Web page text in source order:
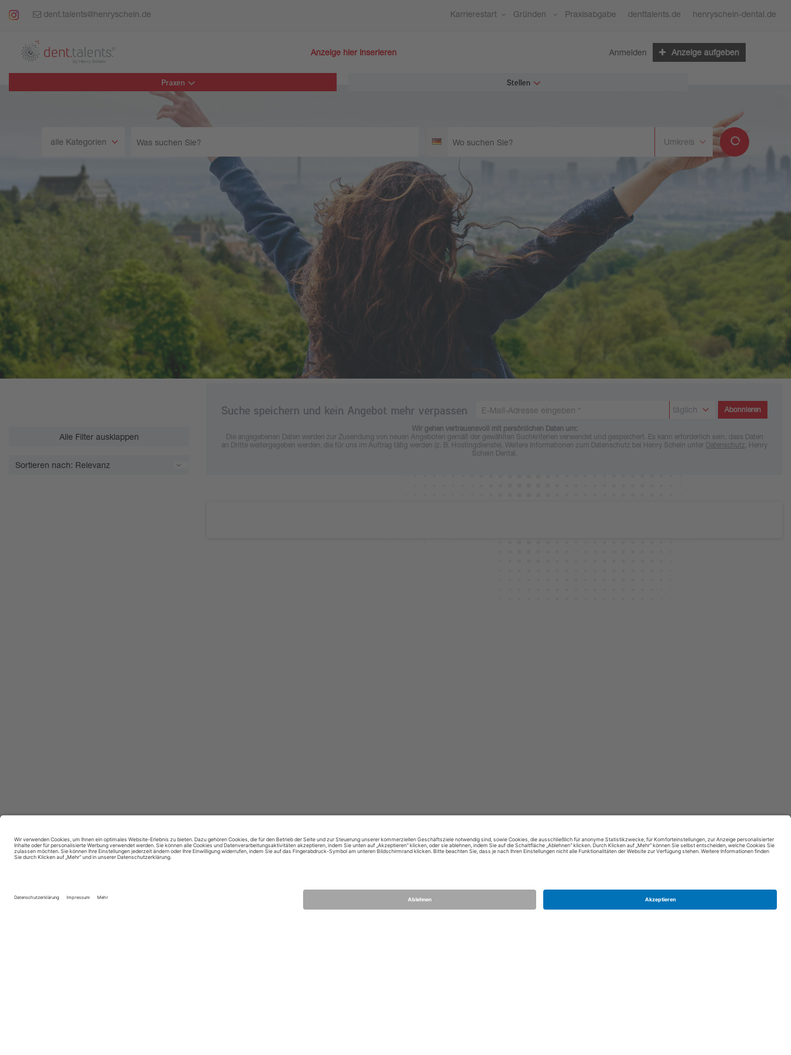
dent.talents@henryschein.de Karrierestart Gründen Praxisabgabe denttalents.de henryschein-dental.de
Anzeige hier inserieren Anmelden Anzeige aufgeben
Praxen Stellen
alle Kategorien
suchen
Deutschland
suchen
Sie?
Umkreis
Alle Filter ausklappen
Suche speichern und kein Angebot mehr verpassen
E-
Mail-
Adresse
eingeben
täglich Abonnieren
Wir gehen vertrauensvoll mit persönlichen Daten um:
Die angegebenen Daten werden zur Zusendung von neuen Angeboten gemäß der gewählten Suchkriterien verwendet und gespeichert. Es kann erforderlich sein, dass Daten
an Dritte weitergegeben werden, die für uns im Auftrag tätig werden (z. B. Hostingdienste). Weitere Informationen zum Datenschutz bei Henry Schein unter Datenschutz. Henry
Schein Dental.